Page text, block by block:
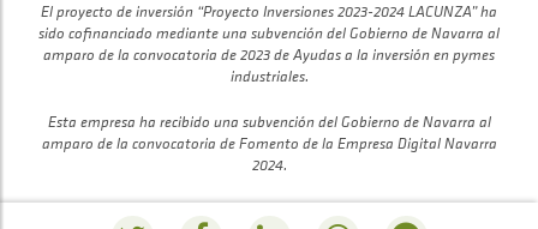
El proyecto de inversión “Proyecto Inversiones 2023-2024 LACUNZA” ha
sido cofinanciado mediante una subvención del Gobierno de Navarra al
amparo de la convocatoria de 2023 de Ayudas a la inversión en pymes
industriales.
Esta empresa ha recibido una subvención del Gobierno de Navarra al
amparo de la convocatoria de Fomento de la Empresa Digital Navarra
2024.